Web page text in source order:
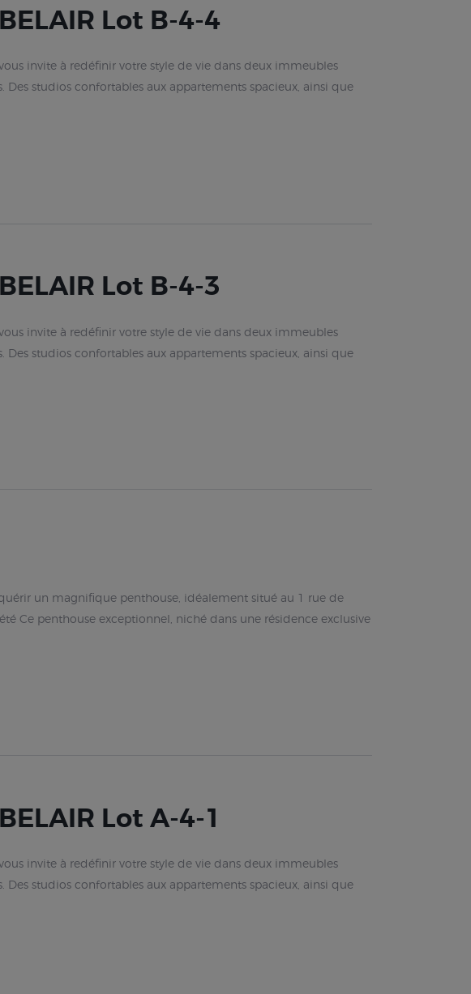
Lot B-4-4
invite à redéfinir votre style de vie dans deux immeubles
studios confortables aux appartements spacieux, ainsi que
Lot B-4-3
invite à redéfinir votre style de vie dans deux immeubles
studios confortables aux appartements spacieux, ainsi que
un magnifique penthouse, idéalement situé au 1 rue de
Ce penthouse exceptionnel, niché dans une résidence exclusive
Lot A-4-1
invite à redéfinir votre style de vie dans deux immeubles
studios confortables aux appartements spacieux, ainsi que